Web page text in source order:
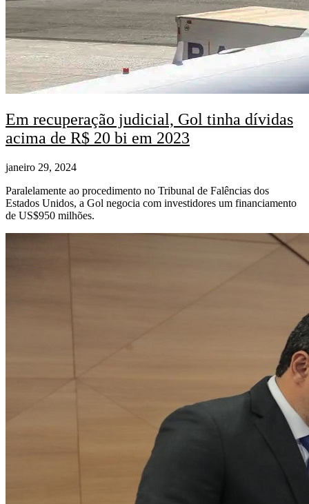
Em recuperação judicial, Gol tinha dívidas
acima de R$ 20 bi em 2023
janeiro 29, 2024
Paralelamente ao procedimento no Tribunal de Falências dos
Estados Unidos, a Gol negocia com investidores um financiamento
de US$950 milhões.